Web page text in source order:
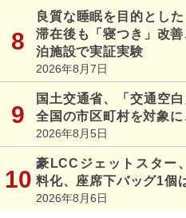
良質な睡眠を目的とし
滞在後も「寝つき」改
泊施設で実証実験
2026年8月7日
国土交通省、「交通空
全国の市区町村を対象に
2026年8月5日
豪LCCジェットスター
料化、座席下バッグ1個
2026年8月6日